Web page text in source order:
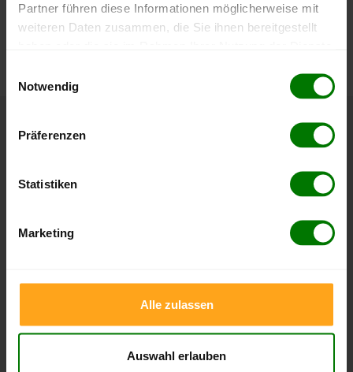
Partner führen diese Informationen möglicherweise mit
weiteren Daten zusammen, die Sie ihnen bereitgestellt
Notwendig
Präferenzen
Statistiken
Marketing
Alle zulassen
Auswahl erlauben
Die aktuelle Preisentwicklung für Holzpellets in Deutschland
können Sie jederzeit auf unsererPelletspreise-Seite
Höchst- und Tiefststände der
Pelletspreise für lose Holzpellets und Holzpellets
Sackware in Hannoversch Münden
. Das dazugehörige
Lose Holzpellets